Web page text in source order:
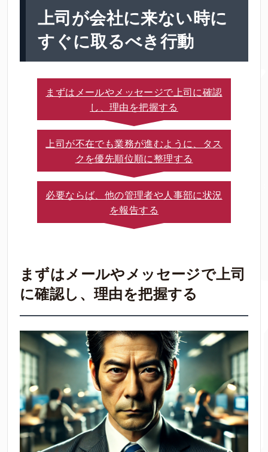
上司が会社に来ない時に
すぐに取るべき行動
まずはメールやメッセージで上司に確認
し、理由を把握する
上司が不在でも業務が進むように、タス
クを優先順位順に整理する
必要ならば、他の管理者や人事部に状況
を報告する
まずはメールやメッセージで上司
に確認し、理由を把握する